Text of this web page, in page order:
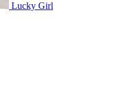
Lucky Girl